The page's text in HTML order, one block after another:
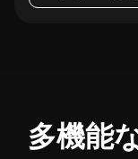
多機能